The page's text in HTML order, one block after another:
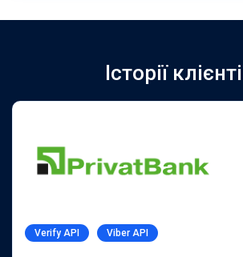
Історії
Verify API Viber API